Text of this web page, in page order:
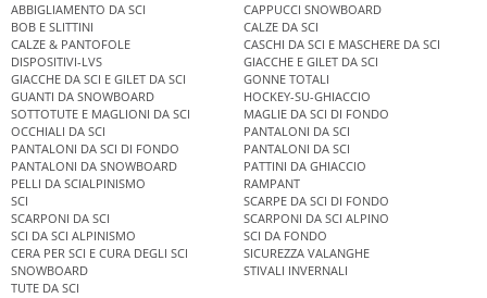
ABBIGLIAMENTO DA SCI
CAPPUCCI SNOWBOARD
BOB E SLITTINI
CALZE DA SCI
CALZE & PANTOFOLE
CASCHI DA SCI E MASCHERE DA SCI
DISPOSITIVI-LVS
GIACCHE E GILET DA SCI
GIACCHE DA SCI E GILET DA SCI
GONNE TOTALI
GUANTI DA SNOWBOARD
HOCKEY-SU-GHIACCIO
SOTTOTUTE E MAGLIONI DA SCI
MAGLIE DA SCI DI FONDO
OCCHIALI DA SCI
PANTALONI DA SCI
PANTALONI DA SCI DI FONDO
PANTALONI DA SCI
PANTALONI DA SNOWBOARD
PATTINI DA GHIACCIO
PELLI DA SCIALPINISMO
RAMPANT
SCI
SCARPE DA SCI DI FONDO
SCARPONI DA SCI
SCARPONI DA SCI ALPINO
SCI DA SCI ALPINISMO
SCI DA FONDO
CERA PER SCI E CURA DEGLI SCI
SICUREZZA VALANGHE
SNOWBOARD
STIVALI INVERNALI
TUTE DA SCI